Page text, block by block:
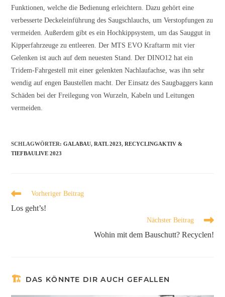
Funktionen, welche die Bedienung erleichtern. Dazu gehört eine
verbesserte Deckeleinführung des Saugschlauchs, um Verstopfungen zu
vermeiden. Außerdem gibt es ein Hochkippsystem, um das Sauggut in
Kipperfahrzeuge zu entleeren. Der MTS EVO Kraftarm mit vier
Gelenken ist auch auf dem neuesten Stand. Der DINO12 hat ein
Tridem-Fahrgestell mit einer gelenkten Nachlaufachse, was ihn sehr
wendig auf engen Baustellen macht. Der Einsatz des Saugbaggers kann
Schäden bei der Freilegung von Wurzeln, Kabeln und Leitungen
vermeiden.
SCHLAGWÖRTER:GALABAU, RATL 2023, RECYCLINGAKTIV &
TIEFBAULIVE 2023
Vorheriger Beitrag
Los geht’s!
Nächster Beitrag
Wohin mit dem Bauschutt? Recyclen!
DAS KÖNNTE DIR AUCH GEFALLEN